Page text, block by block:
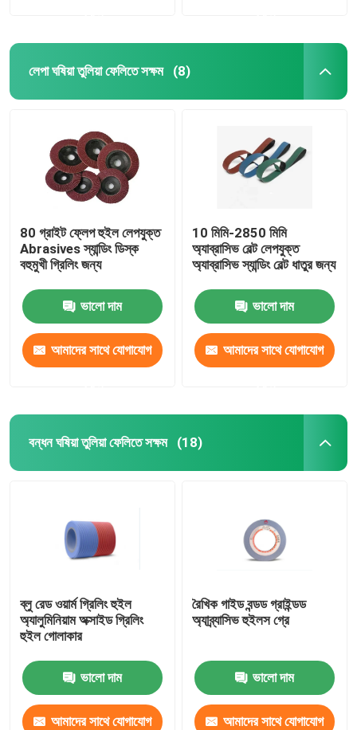
লেপা ঘষিয়া তুলিয়া ফেলিতে সক্ষম (8)
80 গ্রাইট ফ্লেপ হুইল লেপযুক্ত
Abrasives স্যান্ডিং ডিস্ক
বহুমুখী গ্রিলিং জন্য
ভালো দাম
আমাদের সাথে যোগাযোগ
10 মিমি-2850 মিমি
অ্যাব্রাসিভ বেল্ট লেপযুক্ত
অ্যাব্রাসিভ স্যান্ডিং বেল্ট ধাতুর জন্য
ভালো দাম
আমাদের সাথে যোগাযোগ
বন্ধন ঘষিয়া তুলিয়া ফেলিতে সক্ষম (18)
ব্লু রেড ওয়ার্ম গ্রিলিং হুইল
অ্যালুমিনিয়াম অক্সাইড গ্রিলিং
হুইল গোলাকার
ভালো দাম
আমাদের সাথে যোগাযোগ
রৈখিক গাইড বন্ডড গ্রাইন্ডড
অ্যাব্র্যাসিভ হুইলস গ্রে
ভালো দাম
আমাদের সাথে যোগাযোগ